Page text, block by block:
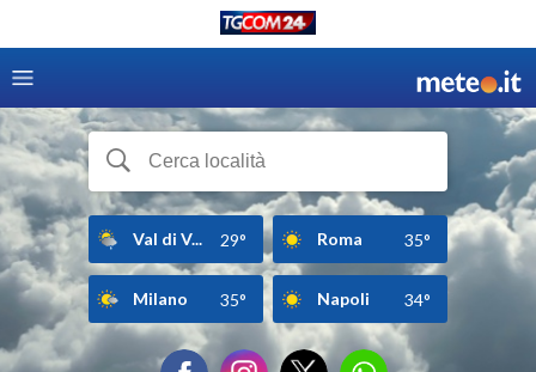
Val di V... 29° Roma 35°
Milano 35° Napoli 34°